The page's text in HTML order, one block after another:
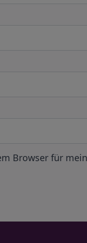
Browser für